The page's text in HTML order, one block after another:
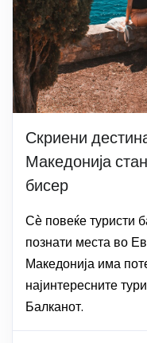
Скриени
Македонија
бисер
Сѐ повеќе туристи
познати места во
Македонија има
најинтересните
Балканот.